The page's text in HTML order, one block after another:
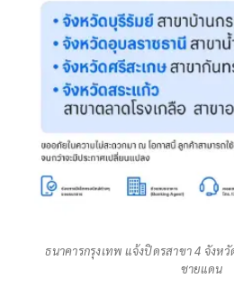
ธนาคารกรุงเทพ แจ้งปิดรสาขา 4 จังห
ชายแดน